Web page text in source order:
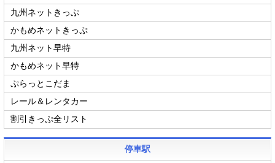
九州ネットきっぷ
かもめネットきっぷ
九州ネット早特
かもめネット早特
ぷらっとこだま
レール＆レンタカー
割引きっぷ全リスト
停車駅